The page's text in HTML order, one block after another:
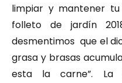
limpiar y mantener
folleto de jardín
desmentimos que el
grasa y brasas
esta la carne”. La